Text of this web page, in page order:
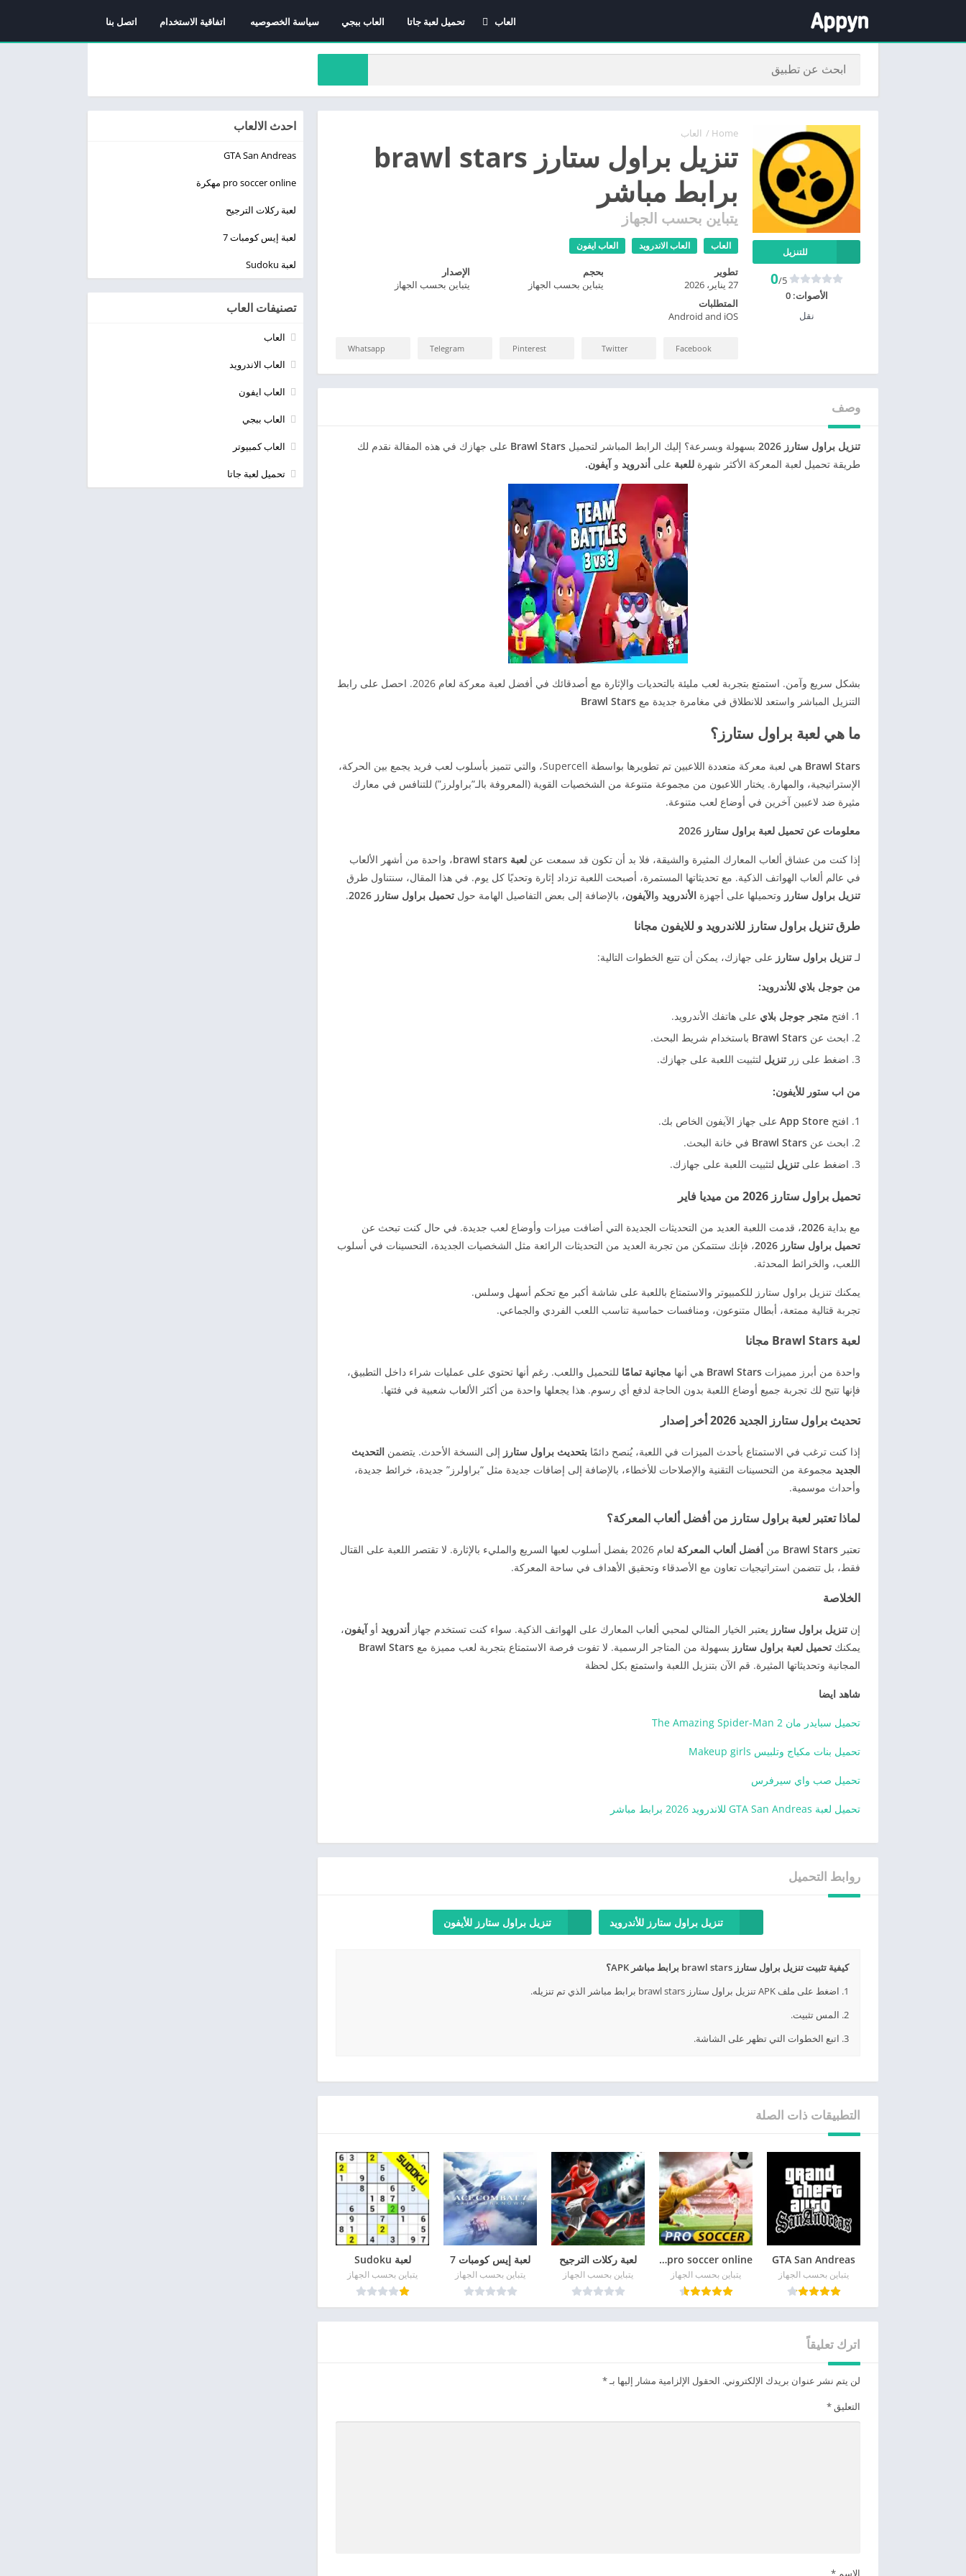
العاب
العاب الاندرويد
تحميل لعبة جاتا العاب ببجي سياسة الخصوصيه اتفاقية الاستخدام اتصل بنا
Home
/ العاب
تنزيل براول ستارز brawl stars
برابط مباشر
يتباين بحسب الجهاز
العاب العاب الاندرويد العاب ايفون
للتنزيل
0/5
الأصوات:0
نقل
تطوير
27 يناير، 2026
بحجم
يتباين بحسب الجهاز
الإصدار
يتباين بحسب الجهاز
المتطلبات
Android and iOS
Facebook
Twitter
Pinterest
Telegram
Whatsapp
وصف
تنزيل براول ستارز 2026 بسهولة وبسرعة؟ إليك الرابط المباشر لتحميل Brawl Stars على جهازك في هذه المقالة نقدم لك
طريقة تحميل لعبة المعركة الأكثر شهرة للعبة على أندرويد وآيفون.
بشكل سريع وآمن. استمتع بتجربة لعب مليئة بالتحديات والإثارة مع أصدقائك في أفضل لعبة معركة لعام 2026. احصل على رابط
التنزيل المباشر واستعد للانطلاق في مغامرة جديدة مع Brawl Stars
ما هي لعبة براول ستارز؟
Brawl Stars
هي لعبة معركة متعددة اللاعبين تم تطويرها بواسطة Supercell، والتي تتميز بأسلوب لعب فريد يجمع بين الحركة،
الإستراتيجية، والمهارة. يختار اللاعبون من مجموعة متنوعة من الشخصيات القوية (المعروفة بالـ”براولرز”) للتنافس في معارك
مثيرة ضد لاعبين آخرين في أوضاع لعب متنوعة.
معلومات عن تحميل لعبة براول ستارز 2026
إذا كنت من عشاق ألعاب المعارك المثيرة والشيقة، فلا بد أن تكون قد سمعت عن لعبة brawl stars
، واحدة من أشهر الألعاب
في عالم ألعاب الهواتف الذكية. مع تحديثاتها المستمرة، أصبحت اللعبة تزداد إثارة وتحديًا كل يوم. في هذا المقال، سنتناول طرق
تنزيل براول ستارز وتحميلها على أجهزة الأندرويد والآيفون، بالإضافة إلى بعض التفاصيل الهامة حول تحميل براول ستارز 2026 .
طرق تنزيل براول ستارز للاندرويد و للايفون مجانا
لـ تنزيل براول ستارز على جهازك، يمكن أن تتبع الخطوات التالية:
من جوجل بلاي للأندرويد:
افتح متجر جوجل بلاي على هاتفك الأندرويد.
ابحث عن Brawl Stars باستخدام شريط البحث.
اضغط على زر تنزيل لتثبيت اللعبة على جهازك.
من اب ستور للأيفون:
افتح App Store على جهاز الآيفون الخاص بك.
ابحث عن Brawl Stars في خانة البحث.
اضغط على تنزيل لتثبيت اللعبة على جهازك.
تحميل براول ستارز 2026 من ميديا فاير
مع بداية 2026، قدمت اللعبة العديد من التحديثات الجديدة التي أضافت ميزات وأوضاع لعب جديدة. في حال كنت تبحث عن
تحميل براول ستارز 2026
، فإنك ستتمكن من تجربة العديد من التحديثات الرائعة مثل الشخصيات الجديدة، التحسينات في أسلوب
اللعب، والخرائط المحدثة.
يمكنك تنزيل براول ستارز للكمبيوتر والاستمتاع باللعبة على شاشة أكبر مع تحكم أسهل وسلس.
تجربة قتالية ممتعة، أبطال متنوعون، ومنافسات حماسية تناسب اللعب الفردي والجماعي.
لعبة Brawl Stars مجانا
واحدة من أبرز مميزات Brawl Stars هي أنها مجانية تمامًا للتحميل واللعب. رغم أنها تحتوي على عمليات شراء داخل التطبيق،
فإنها تتيح لك تجربة جميع أوضاع اللعبة بدون الحاجة لدفع أي رسوم. هذا يجعلها واحدة من أكثر الألعاب شعبية في فئتها.
تحديث براول ستارز الجديد 2026 أخر إصدار
إذا كنت ترغب في الاستمتاع بأحدث الميزات في اللعبة، يُنصح دائمًا بتحديث براول ستارز إلى النسخة الأحدث. يتضمن التحديث
الجديد مجموعة من التحسينات التقنية والإصلاحات للأخطاء، بالإضافة إلى إضافات جديدة مثل “براولرز” جديدة، خرائط جديدة،
وأحداث موسمية.
لماذا تعتبر لعبة براول ستارز من أفضل ألعاب المعركة؟
تعتبر Brawl Stars من أفضل ألعاب المعركة
لعام 2026 بفضل أسلوب لعبها السريع والمليء بالإثارة. لا تقتصر اللعبة على القتال
فقط، بل تتضمن استراتيجيات تعاون مع الأصدقاء وتحقيق الأهداف في ساحة المعركة.
الخلاصة
إن تنزيل براول ستارز يعتبر الخيار المثالي لمحبي ألعاب المعارك على الهواتف الذكية. سواء كنت تستخدم جهاز أندرويد أوآيفون،
يمكنك تحميل لعبة براول ستارز بسهولة من المتاجر الرسمية. لا تفوت فرصة الاستمتاع بتجربة لعب مميزة مع Brawl Stars
المجانية وتحديثاتها المثيرة. قم الآن بتنزيل اللعبة واستمتع بكل لحظة
شاهد ايضا
تحميل سبايدر مان The Amazing Spider-Man 2
تحميل بنات مكياج وتلبيس Makeup girls
تحميل صب واي سيرفرس
تحميل لعبة GTA San Andreas للاندرويد 2026 برابط مباشر
روابط التحميل
تنزيل براول ستارز للأندرويد تنزيل براول ستارز للأيفون
كيفية تثبيت تنزيل براول ستارز brawl stars برابط مباشر APK؟
1. اضغط على ملف APK تنزيل براول ستارز brawl stars برابط مباشر الذي تم تنزيله.
2. المس تثبيت.
3. اتبع الخطوات التي تظهر على الشاشة.
التطبيقات ذات الصلة
GTA San Andreas
يتباين بحسب الجهاز
pro soccer online مهكرة
يتباين بحسب الجهاز
لعبة ركلات الترجيح
يتباين بحسب الجهاز
لعبة إيس كومبات 7
يتباين بحسب الجهاز
لعبة Sudoku
يتباين بحسب الجهاز
اترك تعليقاً
لن يتم نشر عنوان بريدك الإلكتروني. الحقول الإلزامية مشار إليها بـ*
التعليق *
الاسم *
احدث الالعاب
GTA San Andreas
pro soccer online مهكرة
لعبة ركلات الترجيح
لعبة إيس كومبات 7
لعبة Sudoku
تصنيفات العاب
العاب
العاب الاندرويد
العاب ايفون
العاب ببجي
العاب كمبيوتر
تحميل لعبة جاتا